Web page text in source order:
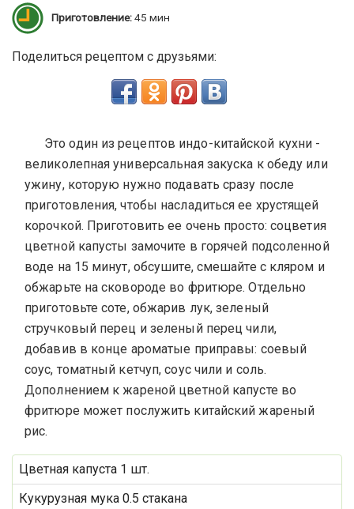
Приготовление:45 мин
Поделиться рецептом с друзьями:
Это один из рецептов индо-китайской кухни -
великолепная универсальная закуска к обеду или
ужину, которую нужно подавать сразу после
приготовления, чтобы насладиться ее хрустящей
корочкой. Приготовить ее очень просто: соцветия
цветной капусты замочите в горячей подсоленной
воде на 15 минут, обсушите, смешайте с кляром и
обжарьте на сковороде во фритюре. Отдельно
приготовьте соте, обжарив лук, зеленый
стручковый перец и зеленый перец чили,
добавив в конце ароматые приправы: соевый
соус, томатный кетчуп, соус чили и соль.
Дополнением к жареной цветной капусте во
фритюре может послужить китайский жареный
рис.
Цветная капуста 1 шт.
Кукурузная мука 0.5 стакана